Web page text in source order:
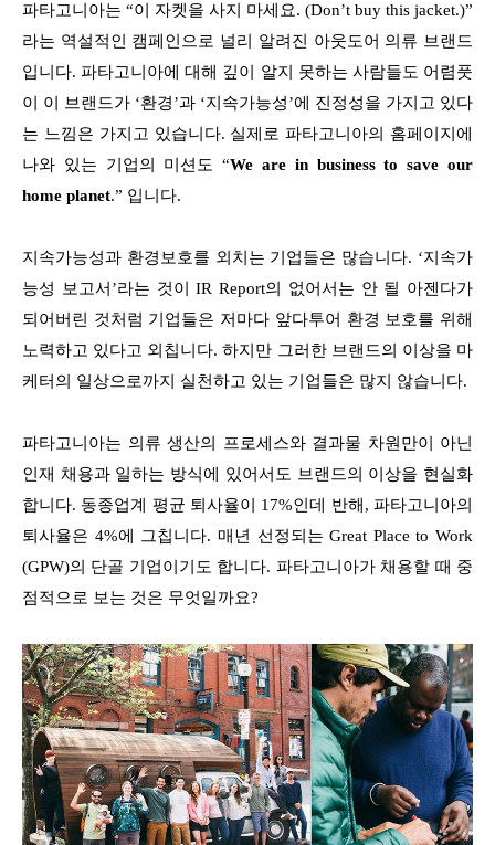
파타고니아는 “이 자켓을 사지 마세요. (Don’t buy this jacket.)”
라는 역설적인 캠페인으로 널리 알려진 아웃도어 의류 브랜드
입니다. 파타고니아에 대해 깊이 알지 못하는 사람들도 어렴풋
이 이 브랜드가 ‘환경’과 ‘지속가능성’에 진정성을 가지고 있다
는 느낌은 가지고 있습니다. 실제로 파타고니아의 홈페이지에
나와 있는 기업의 미션도 “We are in business to save our
home planet.” 입니다.
지속가능성과 환경보호를 외치는 기업들은 많습니다. ‘지속가
능성 보고서’라는 것이 IR Report의 없어서는 안 될 아젠다가
되어버린 것처럼 기업들은 저마다 앞다투어 환경 보호를 위해
노력하고 있다고 외칩니다. 하지만 그러한 브랜드의 이상을 마
케터의 일상으로까지 실천하고 있는 기업들은 많지 않습니다.
파타고니아는 의류 생산의 프로세스와 결과물 차원만이 아닌
인재 채용과 일하는 방식에 있어서도 브랜드의 이상을 현실화
합니다. 동종업계 평균 퇴사율이 17%인데 반해, 파타고니아의
퇴사율은 4%에 그칩니다. 매년 선정되는 Great Place to Work
(GPW)의 단골 기업이기도 합니다. 파타고니아가 채용할 때 중
점적으로 보는 것은 무엇일까요?